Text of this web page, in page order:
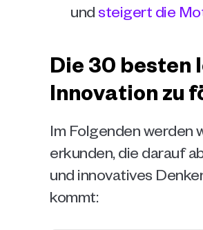
und steigert die
Die 30 besten
Innovation zu
Im Folgenden werden
erkunden, die darauf
und innovatives
kommt: